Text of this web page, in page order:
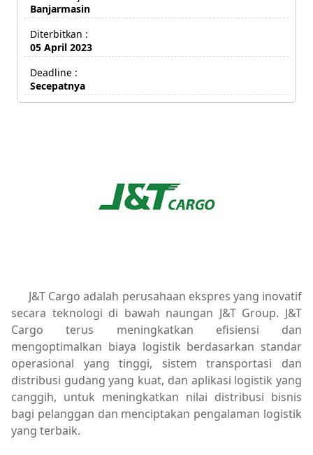
Banjarmasin
Diterbitkan :
05 April 2023
Deadline :
Secepatnya
J&T Cargo adalah perusahaan ekspres yang inovatif
secara teknologi di bawah naungan J&T Group. J&T
Cargo terus meningkatkan efisiensi dan
mengoptimalkan biaya logistik berdasarkan standar
operasional yang tinggi, sistem transportasi dan
distribusi gudang yang kuat, dan aplikasi logistik yang
canggih, untuk meningkatkan nilai distribusi bisnis
bagi pelanggan dan menciptakan pengalaman logistik
yang terbaik.